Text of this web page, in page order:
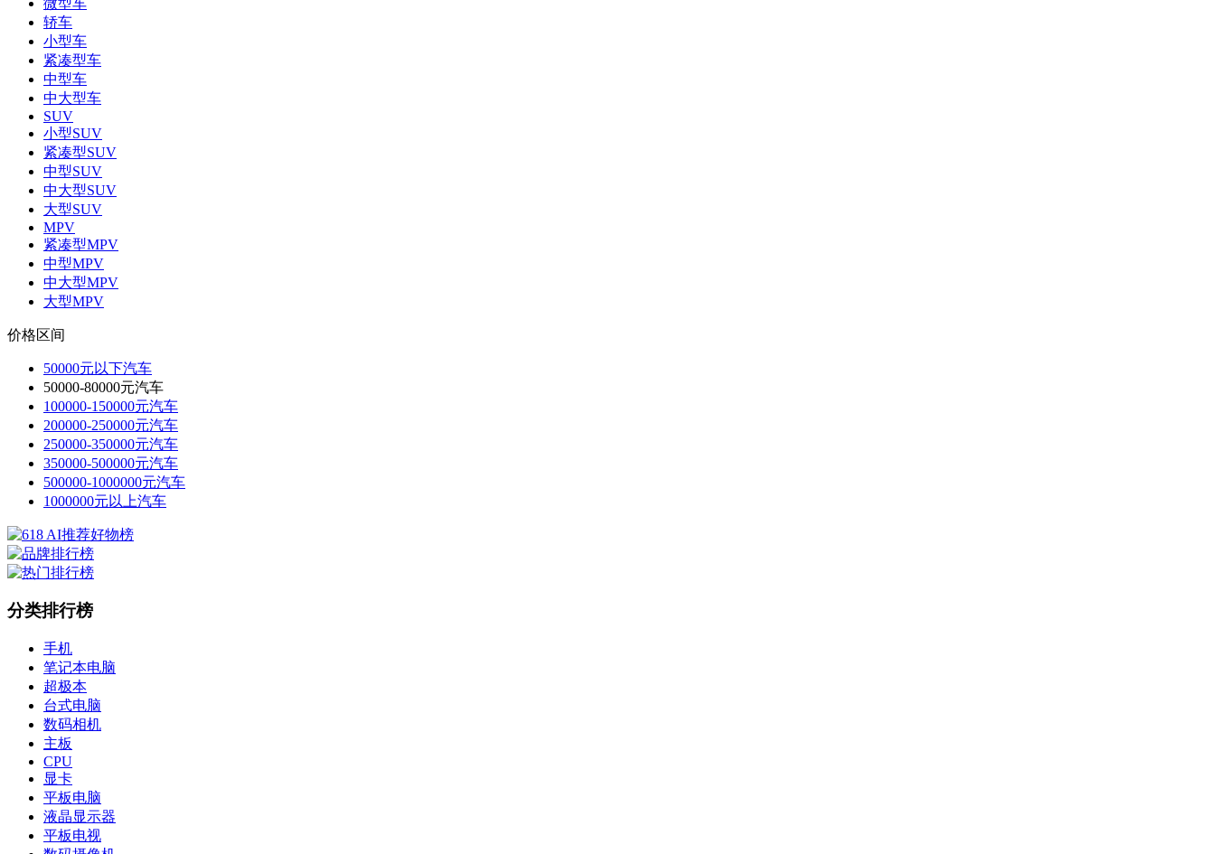
轿车
小型车
紧凑型车
中型车
中大型车
SUV
小型SUV
紧凑型SUV
中型SUV
中大型SUV
大型SUV
MPV
紧凑型MPV
中型MPV
中大型MPV
大型MPV
价格区间
50000元以下汽车
50000-80000元汽车
100000-150000元汽车
200000-250000元汽车
250000-350000元汽车
350000-500000元汽车
500000-1000000元汽车
1000000元以上汽车
分类排行榜
手机
笔记本电脑
超极本
台式电脑
数码相机
主板
CPU
显卡
平板电脑
液晶显示器
平板电视